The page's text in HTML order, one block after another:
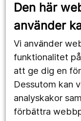
Den här
använder
Vi använder
funktionalitet
att ge dig en
Dessutom kan
analyskakor
förbättra
Länstrafiken
Utveckling
Följ oss
Facebook